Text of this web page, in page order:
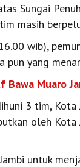
Sungai
masih
wib),
pun yang
Bawa Muaro
3 tim,
oleh Kota
untuk